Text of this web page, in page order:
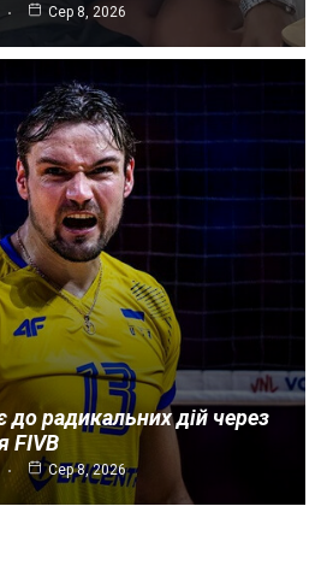
Сер 8, 2026
до радикальних дій через
FIVB
Сер 8, 2026